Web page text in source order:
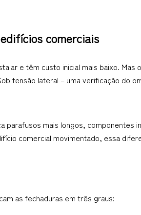
comerciais
e têm custo inicial mais baixo. Mas
tensão lateral – uma verificação do
parafusos mais longos, componentes
comercial movimentado, essa
as fechaduras em três graus: